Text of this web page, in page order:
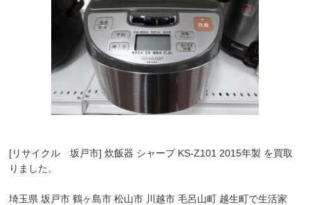
[リサイクル 坂戸市] 炊飯器 シャープ KS-Z101 2015年製 を買取
りました。
埼玉県 坂戸市 鶴ヶ島市 松山市 川越市 毛呂山町 越生町で生活家